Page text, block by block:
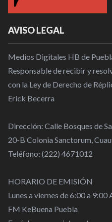
AVISO LEGAL
Medios Digitales HB de
Responsable de recibir y
con la Ley de Derecho de
Erick Becerra
Dirección: Calle Bosques de
20-B Colonia Sanctorum,
Teléfono: (222) 4671012
HORARIO DE EMISIÓN
Lunes a viernes de 6:00 a
FM KeBuena Puebla